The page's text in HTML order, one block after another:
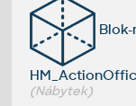
(Nábytek)